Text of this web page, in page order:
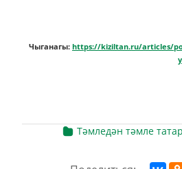
Чыганагы: https://kiziltan.ru/articles/
Тәмледән тәмле